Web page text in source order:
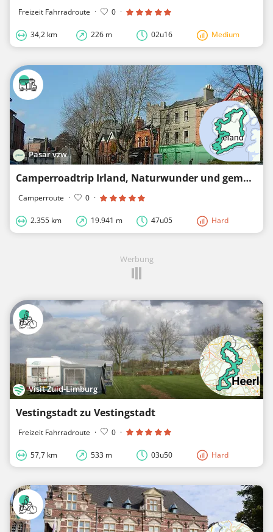
Freizeit Fahrradroute · 0 ·
34,2 km 226 m 02u16 Medium
Pasar vzw
Camperroadtrip Irland, Naturwunder und gemütliche Städtchen
Camperroute · 0 ·
2.355 km 19.941 m 47u05 Hard
Werbung
Visit Zuid-Limburg
Vestingstadt zu Vestingstadt
Freizeit Fahrradroute · 0 ·
57,7 km 533 m 03u50 Hard